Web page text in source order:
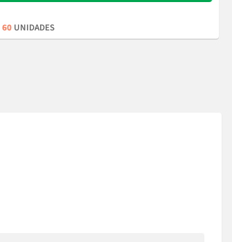
60 UNIDADES